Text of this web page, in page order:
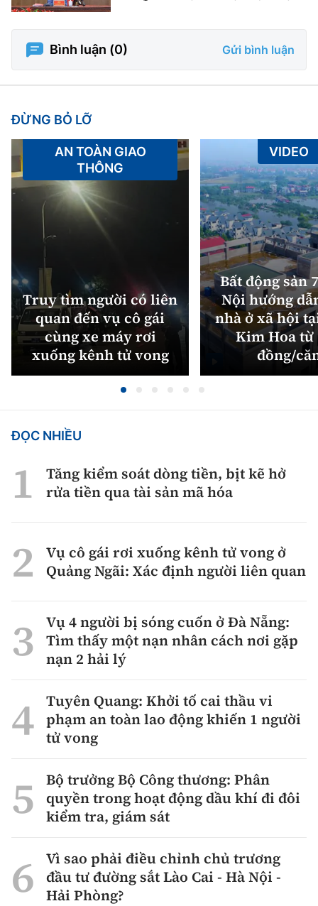
Bình luận (0) Gửi bình luận
ĐỪNG BỎ LỠ
Truy tìm người có liên
quan đến vụ cô gái
cùng xe máy rơi
xuống kênh tử vong
AN TOÀN GIAO
THÔNG
Bất động sản
Nội hướng
nhà ở xã hội
Kim Hoa từ
đồng/
VIDEO
ĐỌC NHIỀU
Tăng kiểm soát dòng tiền, bịt kẽ hở
rửa tiền qua tài sản mã hóa
Vụ cô gái rơi xuống kênh tử vong ở
Quảng Ngãi: Xác định người liên quan
Vụ 4 người bị sóng cuốn ở Đà Nẵng:
Tìm thấy một nạn nhân cách nơi gặp
nạn 2 hải lý
Tuyên Quang: Khởi tố cai thầu vi
phạm an toàn lao động khiến 1 người
tử vong
Bộ trưởng Bộ Công thương: Phân
quyền trong hoạt động dầu khí đi đôi
kiểm tra, giám sát
Vì sao phải điều chỉnh chủ trương
đầu tư đường sắt Lào Cai - Hà Nội -
Hải Phòng?